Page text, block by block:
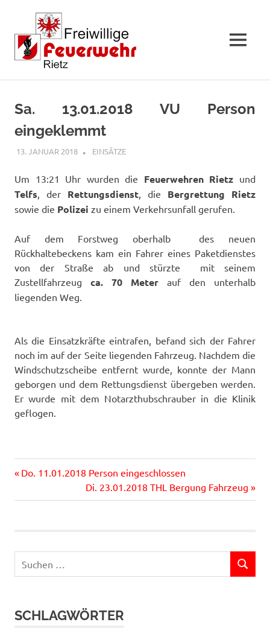
springen
MENÜ
Sa. 13.01.2018 VU Person
eingeklemmt
13. JANUAR 2018 RAINER SCHUCHTER
EINSÄTZE
Um 13:21 Uhr wurden die Feuerwehren Rietz und
Telfs, der Rettungsdienst, die Bergrettung Rietz
sowie die Polizei zu einem Verkehrsunfall gerufen.
Auf dem Forstweg oberhalb des neuen
Rückhaltebeckens kam ein Fahrer eines Paketdienstes
von der Straße ab und stürzte mit seinem
Zustellfahrzeug ca. 70 Meter auf den unterhalb
liegenden Weg.
Als die Einsatzkräfte eintrafen, befand sich der Fahrer
noch im auf der Seite liegenden Fahrzeug. Nachdem die
Windschutzscheibe entfernt wurde, konnte der Mann
geborgen und dem Rettungsdienst übergeben werden.
Er wurde mit dem Notarzthubschrauber in die Klinik
geflogen.
Beitragsnavigation
Vorheriger
Do. 11.01.2018 Person eingeschlossen
Nächster
Beitrag:
Di. 23.01.2018 THL Bergung Fahrzeug
nach:
SUCHEN
SCHLAGWÖRTER